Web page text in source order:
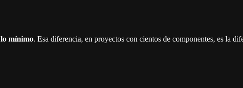
lo mínimo. Esa diferencia, en proyectos con cientos de componentes, es la